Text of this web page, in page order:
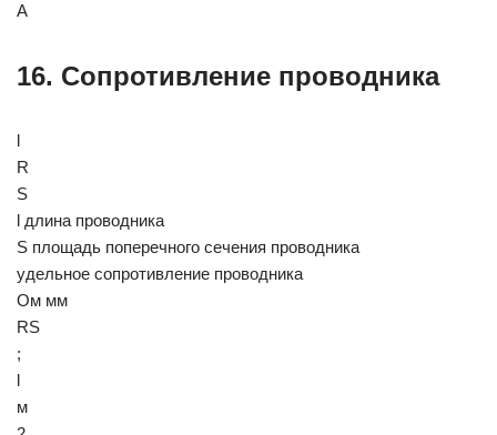
А
16. Сопротивление проводника
l
R
S
l длина проводника
S площадь поперечного сечения проводника
удельное сопротивление проводника
Ом мм
RS
;
l
м